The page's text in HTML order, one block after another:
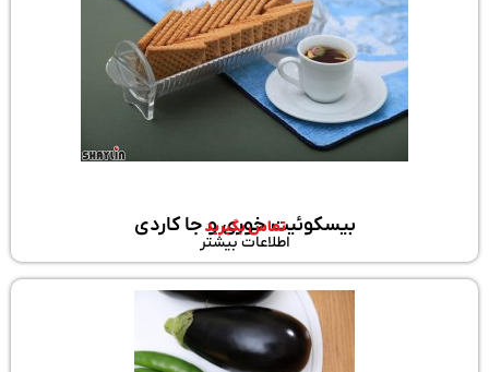
بیسکوئیت خوری و جا کاردی
تماس بگیرید
اطلاعات بیشتر